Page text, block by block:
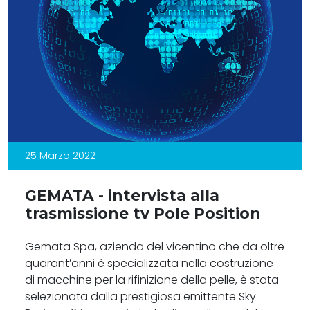
25 Marzo 2022
GEMATA - intervista alla
trasmissione tv Pole Position
Gemata Spa, azienda del vicentino che da oltre
quarant’anni è specializzata nella costruzione
di macchine per la rifinizione della pelle, è stata
selezionata dalla prestigiosa emittente Sky